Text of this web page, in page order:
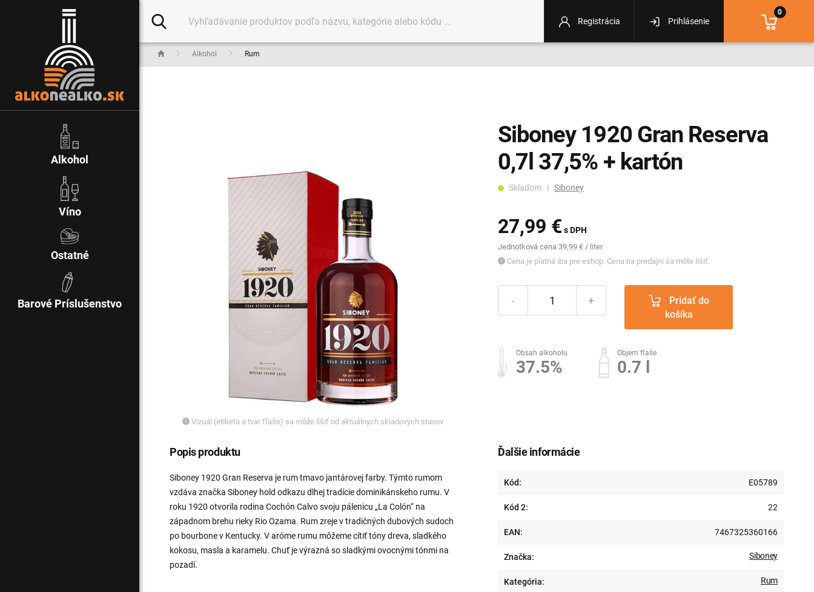
Alkohol Rum
Siboney 1920 Gran Reserva
0,7l 37,5% + kartón
Skladom | Siboney
27,99 € s DPH
Jednotková cena 39,99 € / liter
Cena je platná iba pre eshop. Cena na predajni sa môte líšiť.
- +
košíka
Obsah alkoholu
37.5%
Objem fľaše
0.7 l
Vizuál (etiketa a tvar fľaše) sa môže líšiť od aktuálnych skladových stavov
Ďalšie informácie
Kód: E05789
Kód 2: 22
EAN: 7467325360166
Značka: Siboney
Kategória: Rum
Popis produktu
Siboney 1920 Gran Reserva je rum tmavo jantárovej farby. Týmto rumom
vzdáva značka Siboney hold odkazu dlhej tradície dominikánskeho rumu. V
roku 1920 otvorila rodina Cochón Calvo svoju pálenicu „La Colón“ na
západnom brehu rieky Rio Ozama. Rum zreje v tradičných dubových sudoch
po bourbone v Kentucky. V aróme rumu môžeme cítiť tóny dreva, sladkého
kokosu, masla a karamelu. Chuť je výrazná so sladkými ovocnými tónmi na
pozadí.
Registrácia Prihlásenie
0
Alkohol
Víno
Ostatné
Barové Príslušenstvo